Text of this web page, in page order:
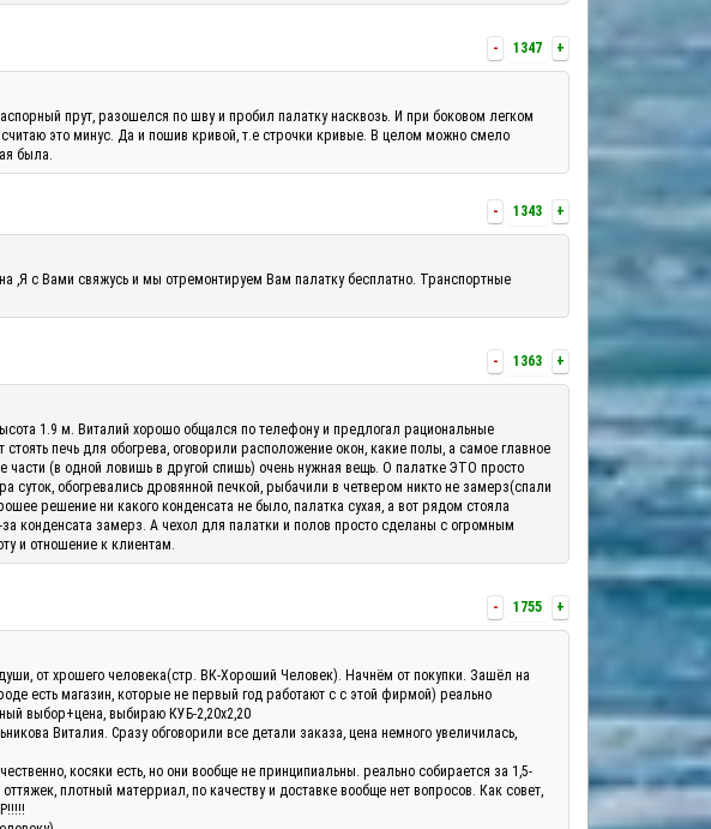
- 1347 +
прут, разошелся по шву и пробил палатку насквозь. И при боковом легком
это минус. Да и пошив кривой, т.е строчки кривые. В целом можно смело
была.
- 1343 +
,Я с Вами свяжусь и мы отремонтируем Вам палатку бесплатно. Транспортные
- 1363 +
1.9 м. Виталий хорошо общался по телефону и предлогал рациональные
печь для обогрева, оговорили расположение окон, какие полы, а самое главное
части (в одной ловишь в другой спишь) очень нужная вещь. О палатке ЭТО просто
обогревались дровянной печкой, рыбачили в четвером никто не замерз(спали
решение ни какого конденсата не было, палатка сухая, а вот рядом стояла
конденсата замерз. А чехол для палатки и полов просто сделаны с огромным
и отношение к клиентам.
- 1755 +
от хрошего человека(стр. ВК-Хороший Человек). Начнём от покупки. Зашёл на
есть магазин, которые не первый год работают с с этой фирмой) реально
выбор+цена, выбираю КУБ-2,20х2,20
Виталия. Сразу обговорили все детали заказа, цена немного увеличилась,
косяки есть, но они вообще не принципиальны. реально собирается за 1,5-
плотный матерриал, по качеству и доставке вообще нет вопросов. Как совет,